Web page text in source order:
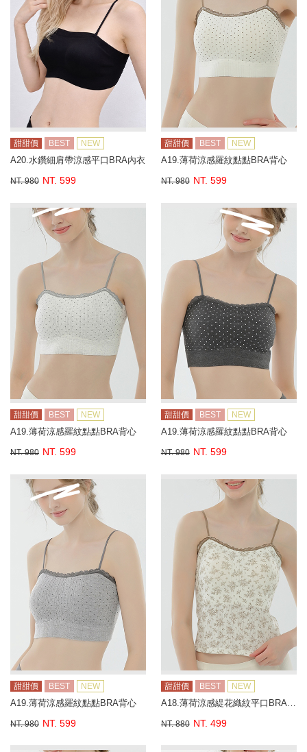
甜甜價 BEST NEW
A20.水鑽細肩帶涼感平口BRA內衣
NT. 980 NT. 599
甜甜價 BEST NEW
A19.薄荷涼感羅紋點點BRA背心
NT. 980 NT. 599
甜甜價 BEST NEW
A19.薄荷涼感羅紋點點BRA背心
NT. 980 NT. 599
甜甜價 BEST NEW
A19.薄荷涼感羅紋點點BRA背心
NT. 980 NT. 599
甜甜價 BEST NEW
A19.薄荷涼感羅紋點點BRA背心
NT. 980 NT. 599
甜甜價 BEST NEW
NT. 880 NT. 499